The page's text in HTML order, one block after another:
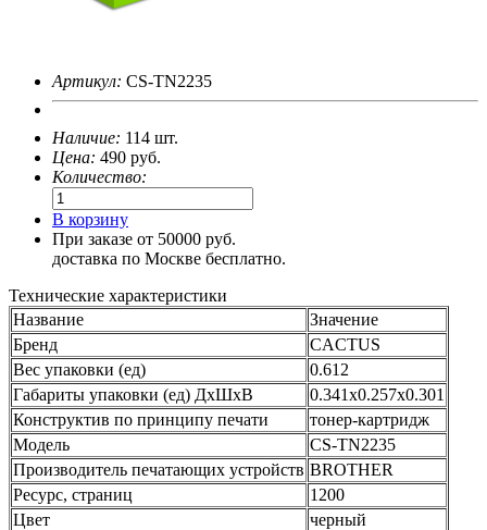
Артикул: CS-TN2235
Наличие: 114 шт.
Цена: 490 руб.
Количество:
В корзину
При заказе от 50000 руб.
доставка по Москве бесплатно.
Технические характеристики
Название
Значение
Бренд
CACTUS
Вес упаковки (ед)
0.612
Габариты упаковки (ед) ДхШхВ
0.341x0.257x0.301
Конструктив по принципу печати
тонер-картридж
Модель
CS-TN2235
Производитель печатающих устройств BROTHER
Ресурс, страниц
1200
Цвет
черный